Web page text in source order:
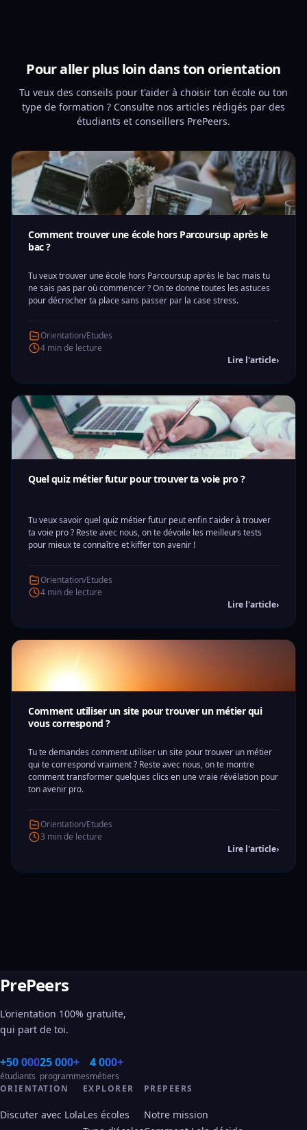
Pour aller plus loin dans ton orientation
Tu veux des conseils pour t'aider à choisir ton école ou ton
type de formation ? Consulte nos articles rédigés par des
étudiants et conseillers PrePeers.
Comment trouver une école hors Parcoursup après le
bac ?
Tu veux trouver une école hors Parcoursup après le bac mais tu
ne sais pas par où commencer ? On te donne toutes les astuces
pour décrocher ta place sans passer par la case stress.
Orientation/Etudes
4 min de lecture
Lire l'article›
Quel quiz métier futur pour trouver ta voie pro ?
Tu veux savoir quel quiz métier futur peut enfin t'aider à trouver
ta voie pro ? Reste avec nous, on te dévoile les meilleurs tests
pour mieux te connaître et kiffer ton avenir !
Orientation/Etudes
4 min de lecture
Lire l'article›
Comment utiliser un site pour trouver un métier qui
vous correspond ?
Tu te demandes comment utiliser un site pour trouver un métier
qui te correspond vraiment ? Reste avec nous, on te montre
comment transformer quelques clics en une vraie révélation pour
ton avenir pro.
Orientation/Etudes
3 min de lecture
Lire l'article›
PrePeers
L'orientation 100% gratuite,
qui part de toi.
+50 000
étudiants
25 000+
programmes
4 000+
métiers
ORIENTATION
Discuter avec Lola
EXPLORER
Les écoles
PREPEERS
Notre mission